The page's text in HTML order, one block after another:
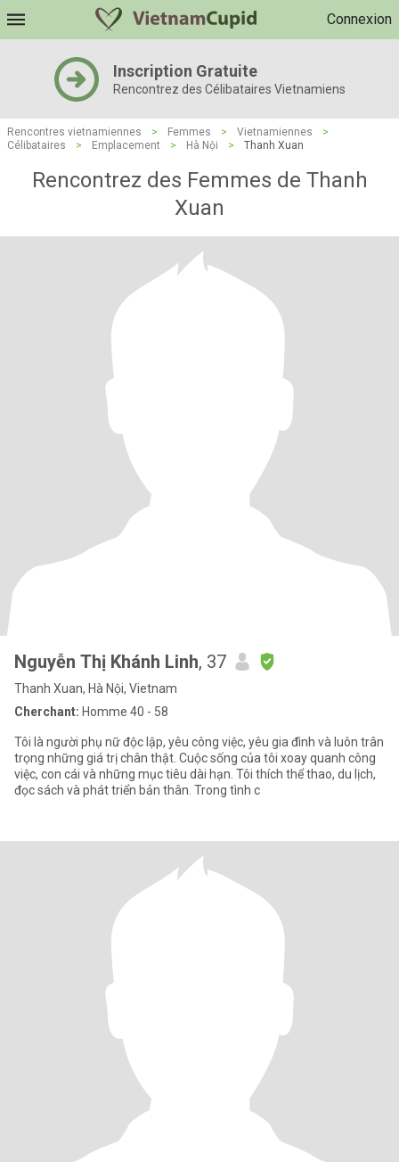
Connexion
Inscription Gratuite
Rencontrez des Célibataires Vietnamiens
Rencontres vietnamiennes > Femmes > Vietnamiennes
>
Célibataires
> Emplacement > Hà Nội > Thanh Xuan
Rencontrez des Femmes de Thanh
Xuan
Nguyễn Thị Khánh Linh, 37
Thanh Xuan, Hà Nội, Vietnam
Cherchant: Homme 40 - 58
Tôi là người phụ nữ độc lập, yêu công việc, yêu gia đình và luôn trân
trọng những giá trị chân thật. Cuộc sống của tôi xoay quanh công
việc, con cái và những mục tiêu dài hạn. Tôi thích thể thao, du lịch,
đọc sách và phát triển bản thân. Trong tình c